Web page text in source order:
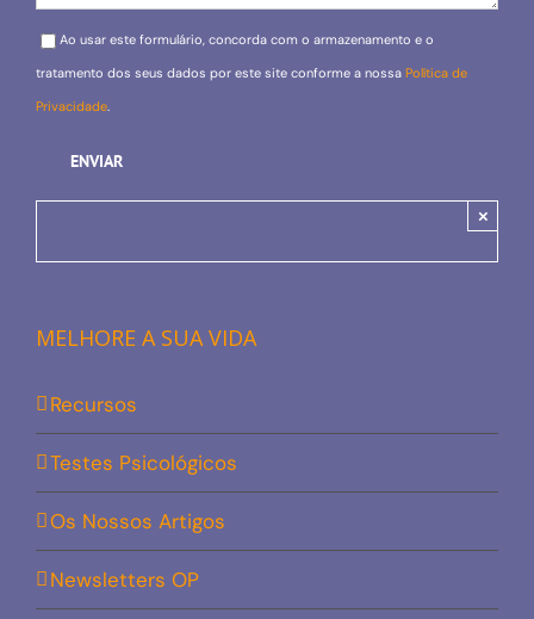
Please leave this field empty.
Ao usar este formulário, concorda com o armazenamento e o
tratamento dos seus dados por este site conforme a nossa Política de
Privacidade.
×
MELHORE A SUA VIDA
Recursos
Testes Psicológicos
Os Nossos Artigos
Newsletters OP